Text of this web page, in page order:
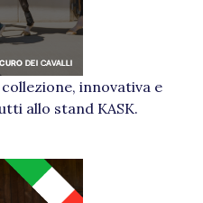
innovativa e
allo stand KASK.